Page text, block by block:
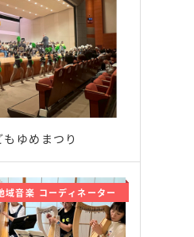
もゆめまつり
域音楽 コーディネーター